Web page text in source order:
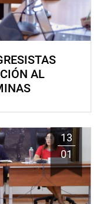
AL
13
01